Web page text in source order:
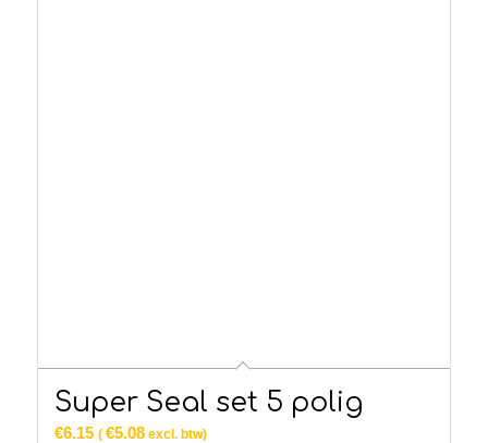
Super Seal set 5 polig
€6.15 ( €5.08excl. btw)